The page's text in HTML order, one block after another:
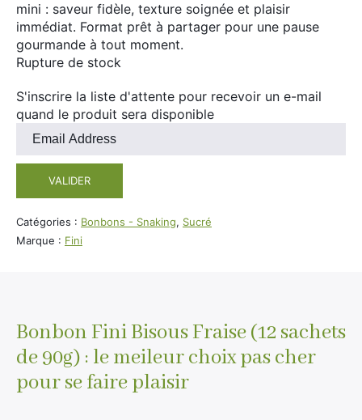
mini : saveur fidèle, texture soignée et plaisir
immédiat. Format prêt à partager pour une pause
gourmande à tout moment.
Rupture de stock
S'inscrire la liste d'attente pour recevoir un e-mail
quand le produit sera disponible
Entrez
adresse
mail
pour
rejoindre
ce
produit
VALIDER
Catégories : Bonbons - Snaking, Sucré
Marque : Fini
Bonbon Fini Bisous Fraise (12 sachets
de 90g) : le meileur choix pas cher
pour se faire plaisir
Salé